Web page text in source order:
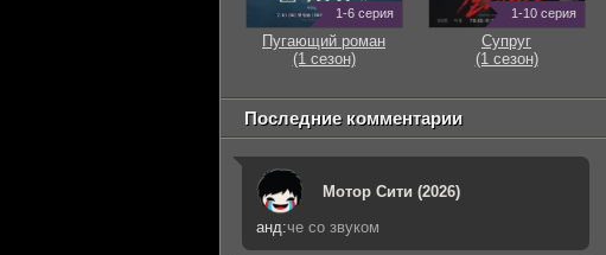
1-6 серия
Пугающий роман
(1 сезон)
1-10 серия
Супруг
(1 сезон)
Последние комментарии
Мотор Сити (2026)
анд:че со звуком